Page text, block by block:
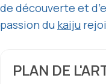
de découverte et
passion du kaiju
PLAN DE